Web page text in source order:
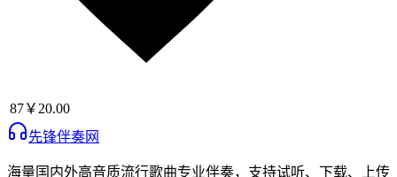
87￥20.00
先锋伴奏网
海量国内外高音质流行歌曲专业伴奏，支持试听、下载、上传